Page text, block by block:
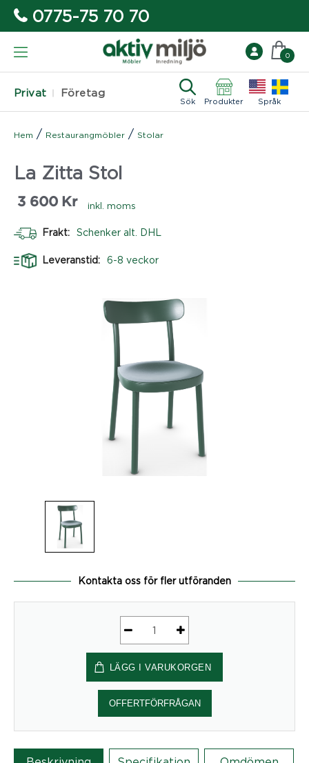
0775-75 70 70
Privat Företag
Sök Produkter Språk
0
Hem / Restaurangmöbler / Stolar
La Zitta Stol
3 600 Kr inkl. moms
Frakt: Schenker alt. DHL
Leveranstid: 6-8 veckor
Kontakta oss för fler utföranden
Zitta
Stol
mängd
LÄGG I VARUKORGEN
OFFERTFÖRFRÅGAN